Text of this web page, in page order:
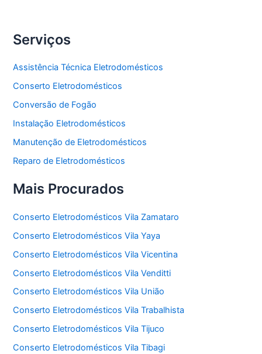
Serviços
Assistência Técnica Eletrodomésticos
Conserto Eletrodomésticos
Conversão de Fogão
Instalação Eletrodomésticos
Manutenção de Eletrodomésticos
Reparo de Eletrodomésticos
Mais Procurados
Conserto Eletrodomésticos Vila Zamataro
Conserto Eletrodomésticos Vila Yaya
Conserto Eletrodomésticos Vila Vicentina
Conserto Eletrodomésticos Vila Venditti
Conserto Eletrodomésticos Vila União
Conserto Eletrodomésticos Vila Trabalhista
Conserto Eletrodomésticos Vila Tijuco
Conserto Eletrodomésticos Vila Tibagi